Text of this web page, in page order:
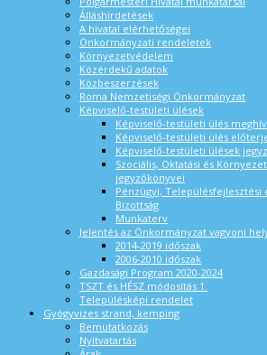
Álláshirdetések
A hivatal elérhetőségei
Önkormányzati rendeletek
Környezetvédelem
Közérdekű adatok
Közbeszerzések
Roma Nemzetiségi Önkormányzat
Képviselő-testületi ülések
Képviselő-testületi ülés
Képviselő-testületi ülés
Képviselő-testületi ülések
Szociális, Oktatási és
jegyzőkönyvei
Pénzügyi,
Bizottság
Munkaterv
Jelentés az Önkormányzat vagyoni
2014-2019 időszak
2006-2010 időszak
Gazdasági Program 2020-2024
TSZT és HÉSZ módosítás 1.
Településképi rendelet
Gyógyvizes strand, kemping
Bemutatkozás
Nyitvatartás